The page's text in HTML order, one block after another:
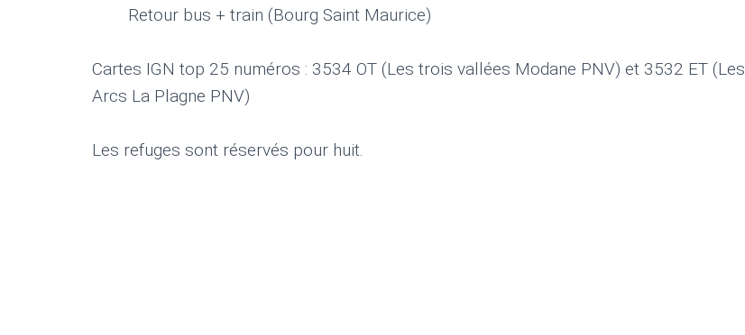
Retour bus + train (Bourg Saint Maurice)
Cartes IGN top 25 numéros : 3534 OT (Les trois vallées Modane PNV) et 3532 ET (Les
Arcs La Plagne PNV)
Les refuges sont réservés pour huit.